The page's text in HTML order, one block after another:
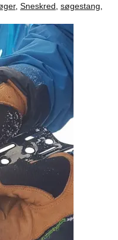
, Sneskred, søgestang,